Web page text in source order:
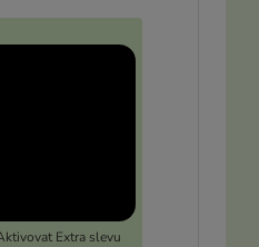
Extra slevu